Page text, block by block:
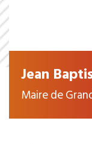
Jean
Maire de